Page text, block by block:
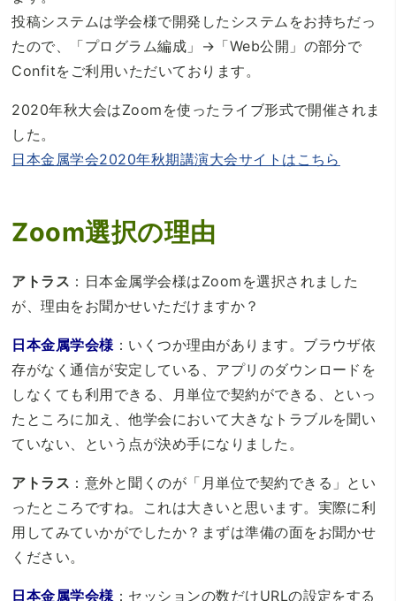
投稿システムは学会様で開発したシステムをお持ちだっ
たので、「プログラム編成」→「Web公開」の部分で
Confitをご利用いただいております。
2020年秋大会はZoomを使ったライブ形式で開催されま
した。
日本金属学会2020年秋期講演大会サイトはこちら
Zoom選択の理由
アトラス ：日本金属学会様はZoomを選択されました
が、理由をお聞かせいただけますか？
日本金属学会様：いくつか理由があります。ブラウザ依
存がなく通信が安定している、アプリのダウンロードを
しなくても利用できる、月単位で契約ができる、といっ
たところに加え、他学会において大きなトラブルを聞い
ていない、という点が決め手になりました。
アトラス ：意外と聞くのが「月単位で契約できる」とい
ったところですね。これは大きいと思います。実際に利
用してみていかがでしたか？まずは準備の面をお聞かせ
ください。
日本金属学会様：セッションの数だけURLの設定をする